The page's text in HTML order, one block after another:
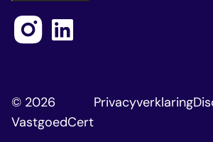
© 2026
VastgoedCert
Privacyverklaring